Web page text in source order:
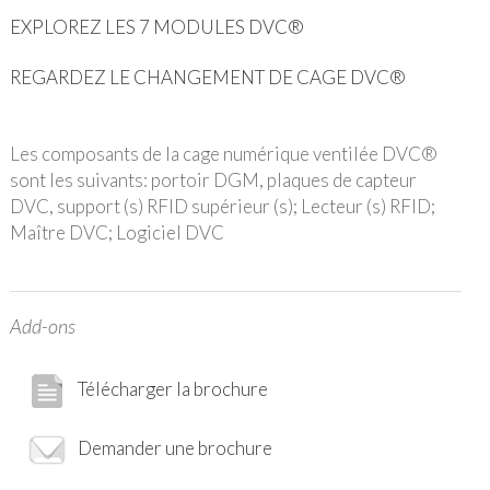
EXPLOREZ LES 7 MODULES DVC®
REGARDEZ LE CHANGEMENT DE CAGE DVC®
Les composants de la cage numérique ventilée DVC®
sont les suivants: portoir DGM, plaques de capteur
DVC, support (s) RFID supérieur (s); Lecteur (s) RFID;
Maître DVC; Logiciel DVC
Add-ons
Télécharger la brochure
Demander une brochure